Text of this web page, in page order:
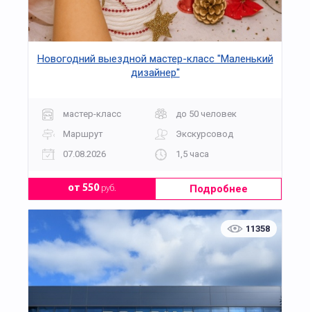
Новогодний выездной мастер-класс "Маленький
дизайнер"
мастер-класс
до 50 человек
Маршрут
Экскурсовод
07.08.2026
1,5 часа
от 550руб. Подробнее
11358